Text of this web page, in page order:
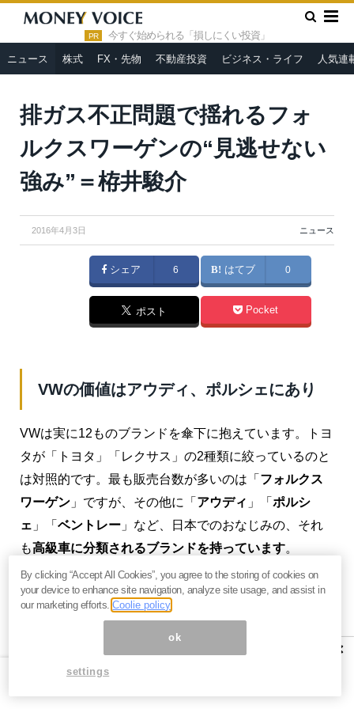
PR 今すぐ始められる「損しにくい投資」
ニュース 株式 FX・先物 不動産投資 ビジネス・ライフ 人気連
HOME » ニュース »
排ガス不正問題で揺れるフォルクスワーゲ
ンの“見逃せない強み”＝栫井駿介
Sergey Kohl / Shutterstock.com
排ガス不正問題で揺れるフォ
ルクスワーゲンの“見逃せない
強み”＝栫井駿介
2016年4月3日 ニュース
シェア 6 はてブ 0
ポスト Pocket
VWの価値はアウディ、ポルシェにあり
VWは実に12ものブランドを傘下に抱えています。トヨ
タが「トヨタ」「レクサス」の2種類に絞っているのと
は対照的です。最も販売台数が多いのは「 フォルクス
ワーゲン 」ですが、その他に「 アウディ 」「 ポルシ
ェ 」「 ベントレー 」など、日本でのおなじみの、それ
も高級車に分類されるブランドを持っています。
下のグラフは、ブランド別の営業利益率の比較です。
これを見ると、ポルシェの営業利益率が15.8%、ベント
ワーゲン（VW Passenger）は2.7%しかありません。
×
By clicking “Accept All Cookies”, you agree to the storing of cookies on
your device to enhance site navigation, analyze site usage, and assist in
our marketing efforts.Coolie policy
ok
settings